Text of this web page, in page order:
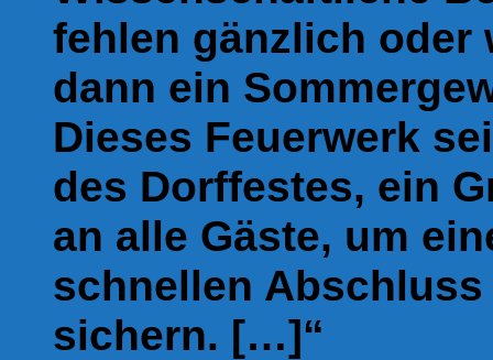
fehlen gänzlich oder
dann ein
Dieses Feuerwerk
des Dorffestes, ein
an alle Gäste, um
schnellen
sichern. […]“